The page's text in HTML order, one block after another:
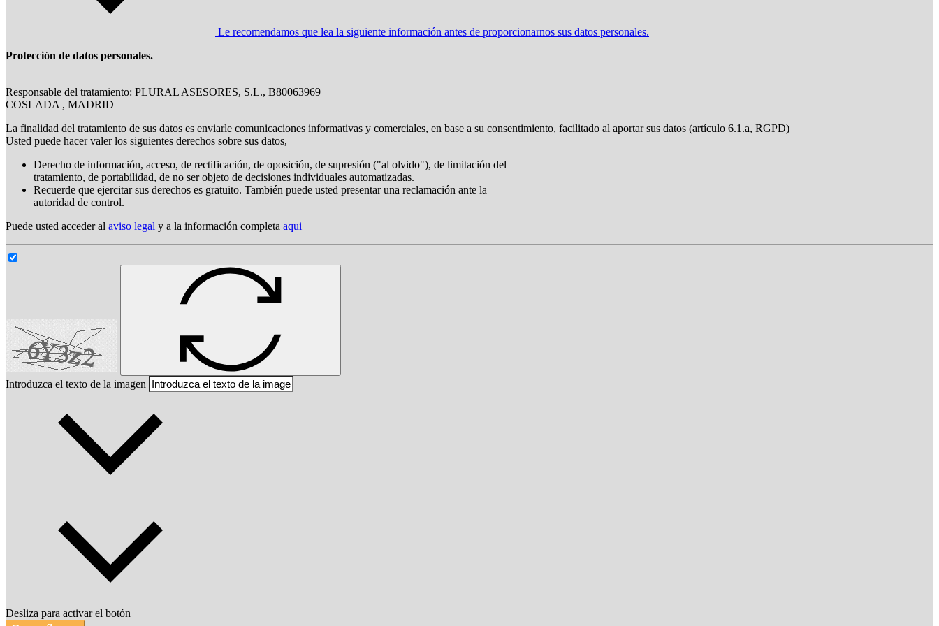
Le recomendamos que lea la siguiente información antes de proporcionarnos sus datos personales.
Protección de datos personales.
Responsable del tratamiento: PLURAL ASESORES, S.L., B80063969
COSLADA , MADRID
La finalidad del tratamiento de sus datos es enviarle comunicaciones informativas y comerciales, en base a su consentimiento, facilitado al aportar sus datos (artículo 6.1.a, RGPD)
Usted puede hacer valer los siguientes derechos sobre sus datos,
Derecho de información, acceso, de rectificación, de oposición, de supresión ("al olvido"), de limitación del
tratamiento, de portabilidad, de no ser objeto de decisiones individuales automatizadas.
Recuerde que ejercitar sus derechos es gratuito. También puede usted presentar una reclamación ante la
autoridad de control.
Puede usted acceder al aviso legal y a la información completa aqui
Introduzca el texto de la imagen
Desliza para activar el botón